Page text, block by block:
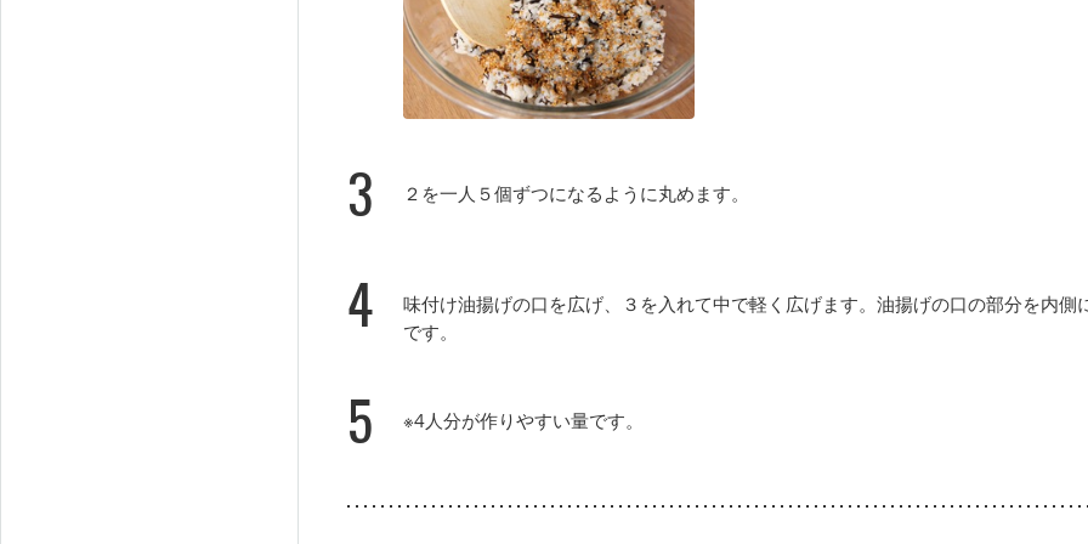
3 ２を一人５個ずつになるように丸めます。
4
味付け油揚げの口を広げ、３を入れて中で軽く広げます。油揚げの口の部分を内側
です。
5 ※4人分が作りやすい量です。